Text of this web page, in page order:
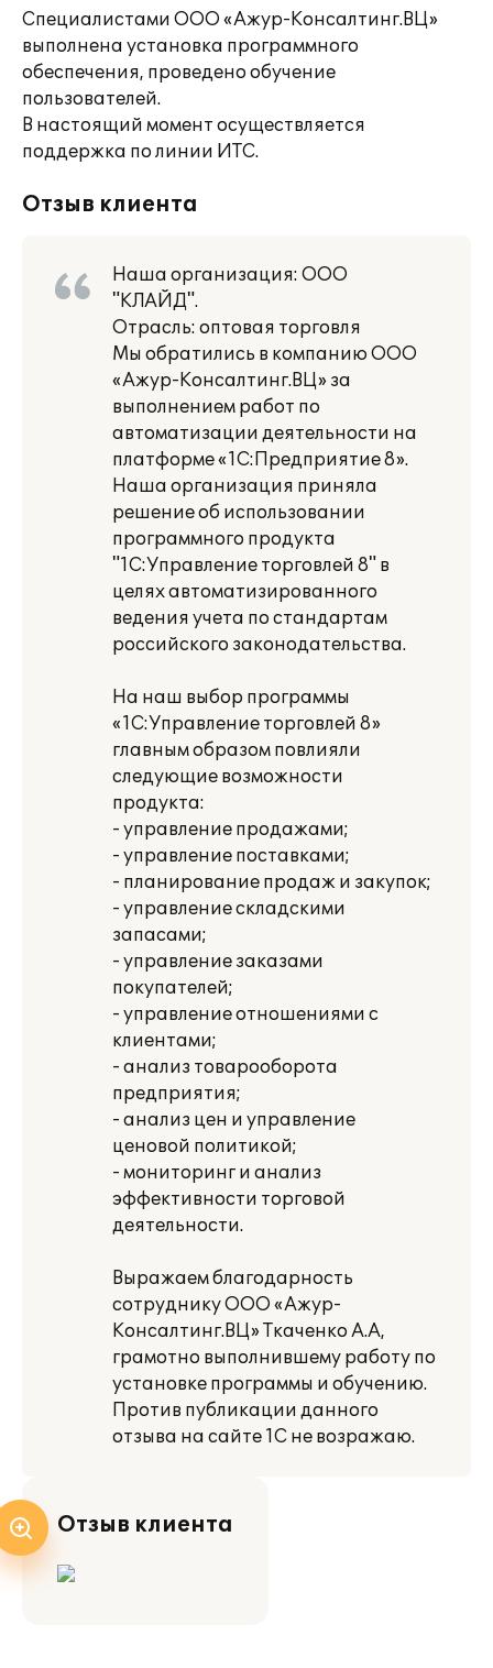
Специалистами ООО «Ажур-Консалтинг.ВЦ»
выполнена установка программного
обеспечения, проведено обучение
пользователей.
В настоящий момент осуществляется
поддержка по линии ИТС.
Отзыв клиента
Наша организация: ООО
"КЛАЙД".
Отрасль: оптовая торговля
Мы обратились в компанию ООО
«Ажур-Консалтинг.ВЦ» за
выполнением работ по
автоматизации деятельности на
платформе «1С:Предприятие 8».
Наша организация приняла
решение об использовании
программного продукта
"1С:Управление торговлей 8" в
целях автоматизированного
ведения учета по стандартам
российского законодательства.
На наш выбор программы
«1С:Управление торговлей 8»
главным образом повлияли
следующие возможности
продукта:
- управление продажами;
- управление поставками;
- планирование продаж и закупок;
- управление складскими
запасами;
- управление заказами
покупателей;
- управление отношениями с
клиентами;
- анализ товарооборота
предприятия;
- анализ цен и управление
ценовой политикой;
- мониторинг и анализ
эффективности торговой
деятельности.
Выражаем благодарность
сотруднику ООО «Ажур-
Консалтинг.ВЦ» Ткаченко А.А,
грамотно выполнившему работу по
установке программы и обучению.
Против публикации данного
отзыва на сайте 1С не возражаю.
Отзыв клиента